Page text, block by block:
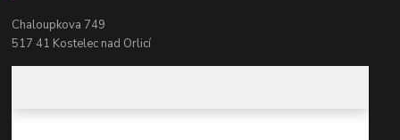
Chaloupkova 749
517 41 Kostelec nad Orlicí